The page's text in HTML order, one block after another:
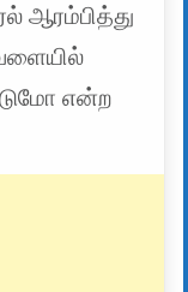
ஆரம்பித்து
என்ற